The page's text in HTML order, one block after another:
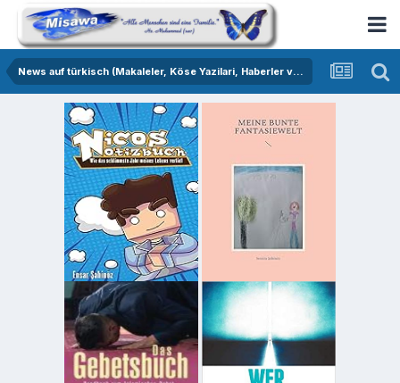
News auf türkisch (Makaleler, Köse Yazilari, Haberler vs.)